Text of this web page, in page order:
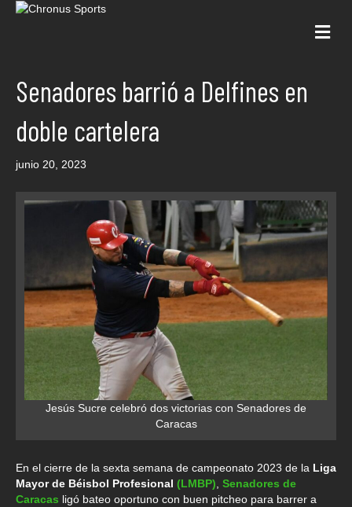
Senadores barrió a Delfines en
doble cartelera
junio 20, 2023
Jesús Sucre celebró dos victorias con Senadores de
Caracas
En el cierre de la sexta semana de campeonato 2023 de la Liga
Mayor de Béisbol Profesional (LMBP) Senadores de
Caracas ligó bateo oportuno con buen pitcheo para barrer a